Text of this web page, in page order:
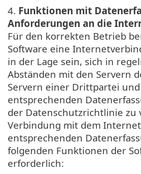
4. Funktionen mit
Anforderungen an die
Für den korrekten Betrieb
Software eine
in der Lage sein, sich in
Abständen mit den Servern
Servern einer Drittpartei und
entsprechenden
der Datenschutzrichtlinie zu
Verbindung mit dem
entsprechenden
folgenden Funktionen der
erforderlich: